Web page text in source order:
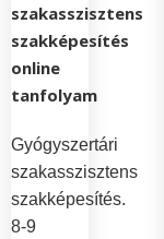
szakasszisztens
szakképesítés
online
tanfolyam
Gyógyszertári
szakasszisztens
szakképesítés.
8-9